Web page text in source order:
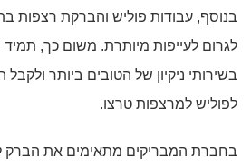
בנוסף, עבודות פוליש והברקת רצפות
לגרום לעייפות מיותרת. משום כך, תמיד
בשירותי ניקיון של הטובים ביותר
לפוליש למרצפות טרצו.
בחברת המבריקים מתאימים את הברק